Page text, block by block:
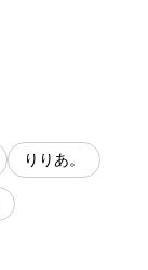
りりあ。